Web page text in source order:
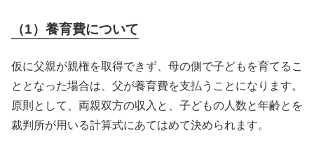
（1）養育費について
仮に父親が親権を取得できず、母の側で子どもを育てるこ
ととなった場合は、父が養育費を支払うことになります。
原則として、両親双方の収入と、子どもの人数と年齢とを
裁判所が用いる計算式にあてはめて決められます。